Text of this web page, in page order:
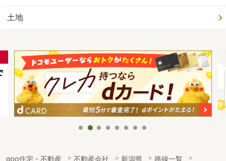
土地
goo住宅・不動産 不動産会社 新潟県
路線一覧